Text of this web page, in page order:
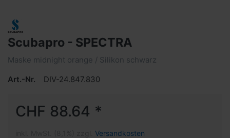
Scubapro - SPECTRA
Maske midnight orange / Silikon schwarz
Art.-Nr.
DIV-24.847.830
CHF 88.64 *
Versandkosten